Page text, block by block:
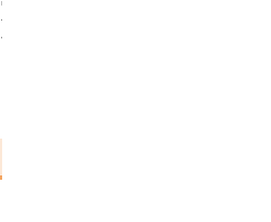
アウトドア 帽子 キャッ
プ 涼風メッシュ ポニー